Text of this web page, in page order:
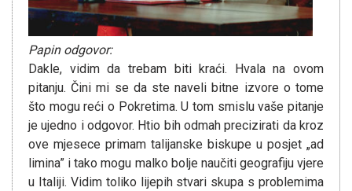
Papin odgovor:
Dakle, vidim da trebam biti kraći. Hvala na ovom
pitanju. Čini mi se da ste naveli bitne izvore o tome
što mogu reći o Pokretima. U tom smislu vaše pitanje
je ujedno i odgovor. Htio bih odmah precizirati da kroz
ove mjesece primam talijanske biskupe u posjet „ad
limina” i tako mogu malko bolje naučiti geografiju vjere
u Italiji. Vidim toliko lijepih stvari skupa s problemima